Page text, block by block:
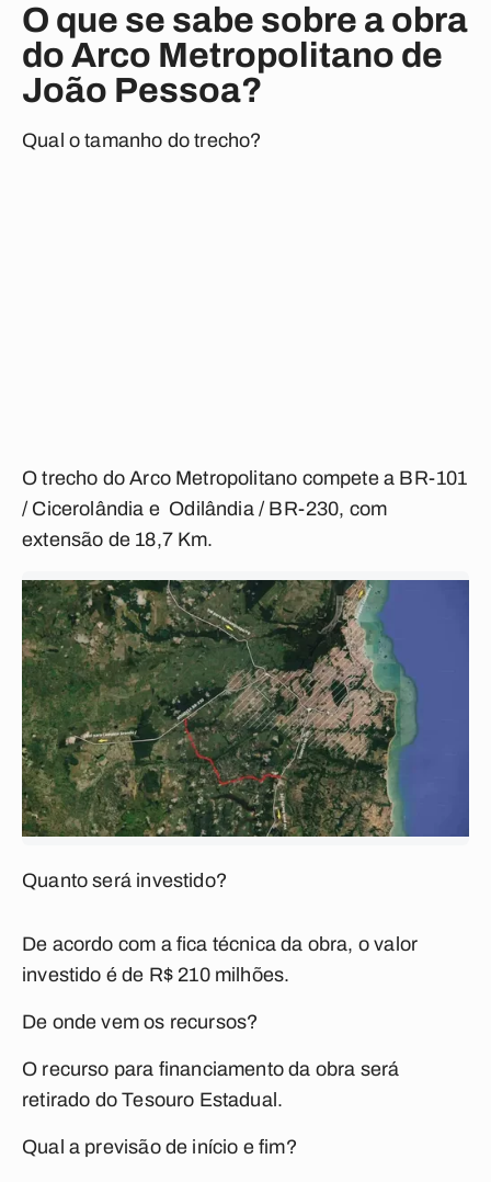
O que se sabe sobre a obra
do Arco Metropolitano de
João Pessoa?
Qual o tamanho do trecho?
O trecho do Arco Metropolitano compete a BR-101
/ Cicerolândia e Odilândia / BR-230, com
extensão de 18,7 Km.
Quanto será investido?
De acordo com a fica técnica da obra, o valor
investido é de R$ 210 milhões.
De onde vem os recursos?
O recurso para financiamento da obra será
retirado do Tesouro Estadual.
Qual a previsão de início e fim?